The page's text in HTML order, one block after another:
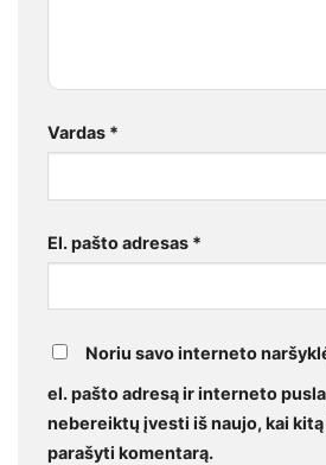
Vardas *
El. pašto adresas *
Noriu savo interneto
el. pašto adresą ir interneto
nebereiktų įvesti iš naujo, kai
parašyti komentarą.